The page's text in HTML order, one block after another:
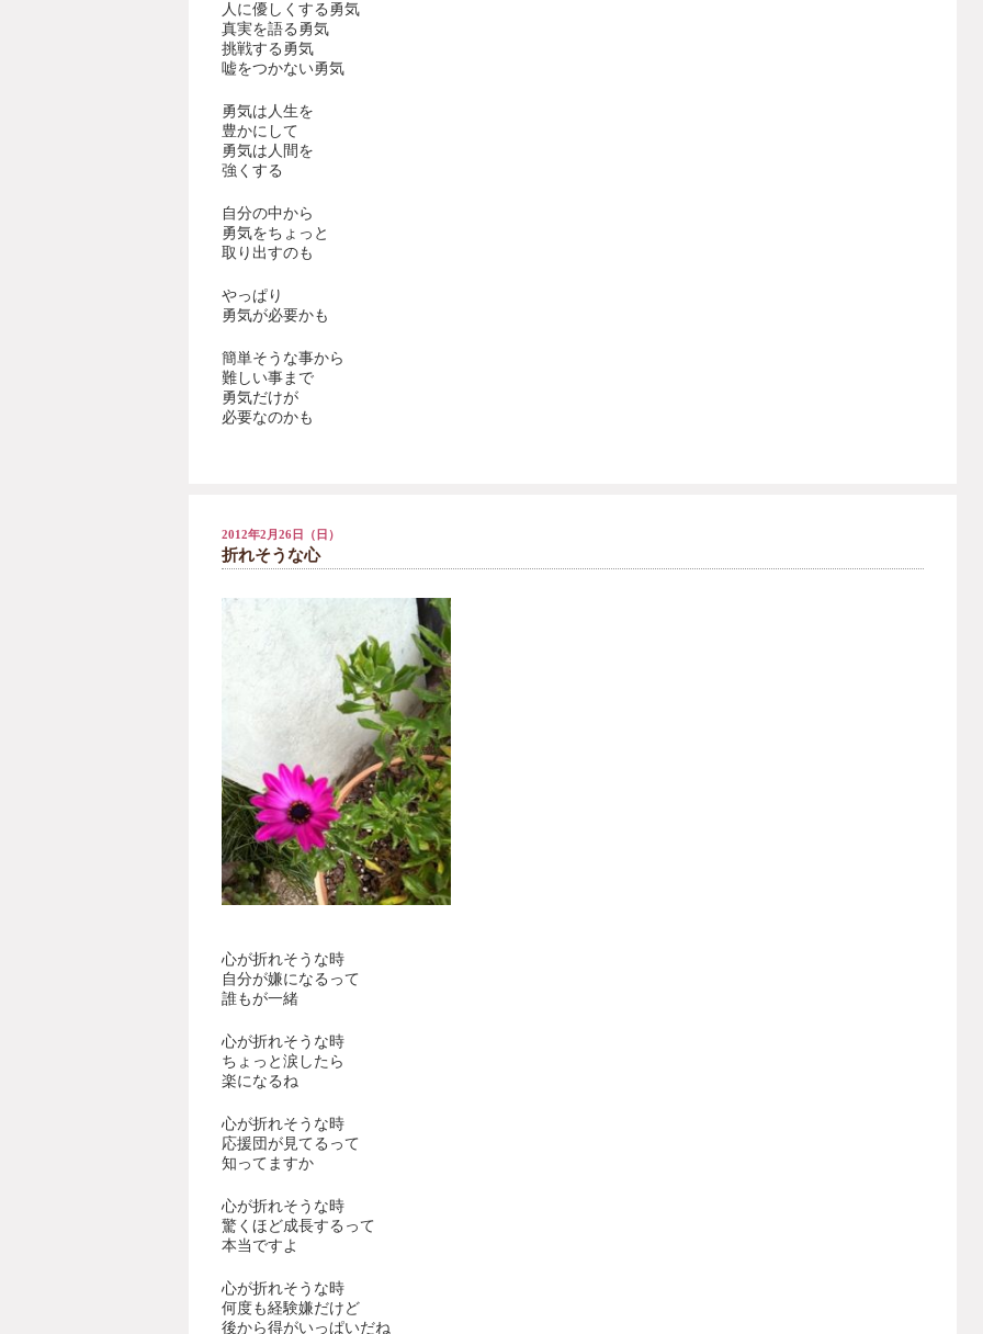
人に優しくする勇気
真実を語る勇気
挑戦する勇気
嘘をつかない勇気
勇気は人生を
豊かにして
勇気は人間を
強くする
自分の中から
勇気をちょっと
取り出すのも
やっぱり
勇気が必要かも
簡単そうな事から
難しい事まで
勇気だけが
必要なのかも
2012年2月26日（日）
折れそうな心
心が折れそうな時
自分が嫌になるって
誰もが一緒
心が折れそうな時
ちょっと涙したら
楽になるね
心が折れそうな時
応援団が見てるって
知ってますか
心が折れそうな時
驚くほど成長するって
本当ですよ
心が折れそうな時
何度も経験嫌だけど
後から得がいっぱいだね